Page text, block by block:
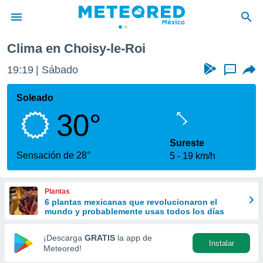
de
ha sido
calidad.
a este
las
y
forma
digital
basada
Clima en Choisy-le-Roi
19:19 Sábado ...
Soleado
30°
Sensación de 28°
Sureste
5
19 km/h
Plantas
6 plantas mexicanas que revolucionaron el
mundo y probablemente usas todos los días
¡Descarga GRATIS la app de
Meteored!
Instalar